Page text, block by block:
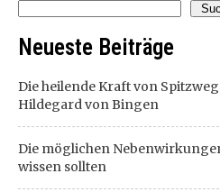
Neueste Beiträge
Die heilende Kraft von
Hildegard von Bingen
Die möglichen
wissen sollten